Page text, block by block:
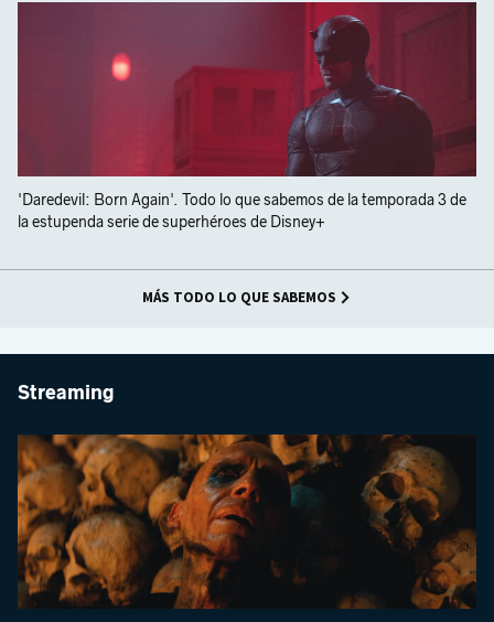
'Daredevil: Born Again'. Todo lo que sabemos de la temporada 3 de
la estupenda serie de superhéroes de Disney+
MÁS TODO LO QUE SABEMOS
Streaming